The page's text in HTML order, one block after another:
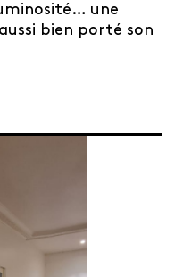
une
bien porté son